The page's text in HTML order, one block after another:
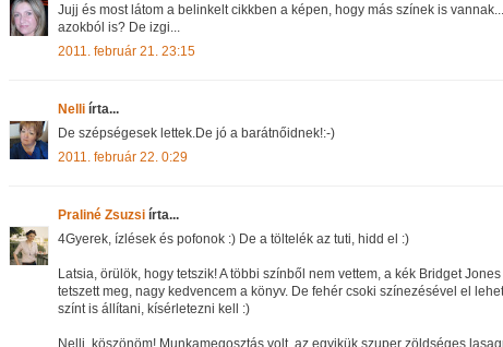
Jujj és most látom a belinkelt cikkben a képen, hogy más színek is
azokból is? De izgi...
2011. február 21. 23:15
Nelli írta...
De szépségesek lettek.De jó a barátnőidnek!:-)
2011. február 22. 0:29
Praliné Zsuzsi írta...
4Gyerek, ízlések és pofonok :) De a töltelék az tuti, hidd el :)
Latsia, örülök, hogy tetszik! A többi színből nem vettem, a kék Bridget
tetszett meg, nagy kedvencem a könyv. De fehér csoki színezésével el
színt is állítani, kísérletezni kell :)
Nelli, köszönöm! Munkamegosztás volt, az egyikük szuper zöldséges